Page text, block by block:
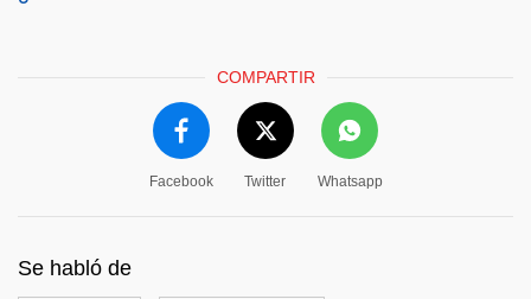
COMPARTIR
Facebook Twitter Whatsapp
Se habló de